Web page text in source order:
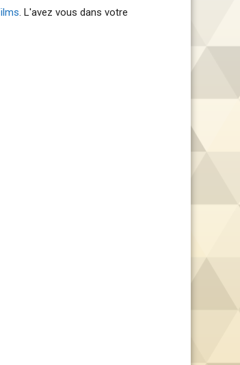
. L'avez vous dans votre